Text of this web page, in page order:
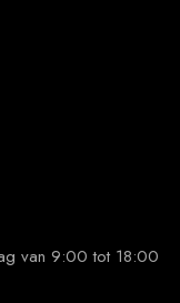
van 9:00 tot 18:00